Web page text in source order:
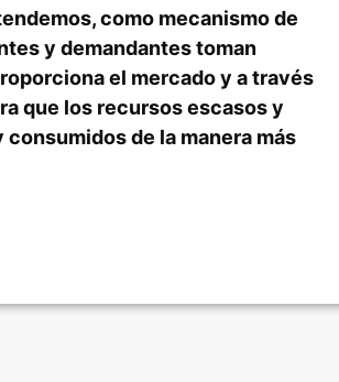
como mecanismo de
y demandantes toman
el mercado y a través
que los recursos escasos y
de la manera más